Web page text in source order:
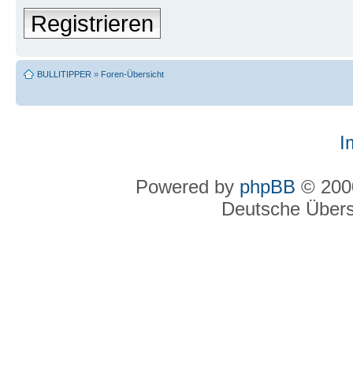
Registrieren
BULLITIPPER » Foren-Übersicht
Powered by phpBB ©
Deutsche